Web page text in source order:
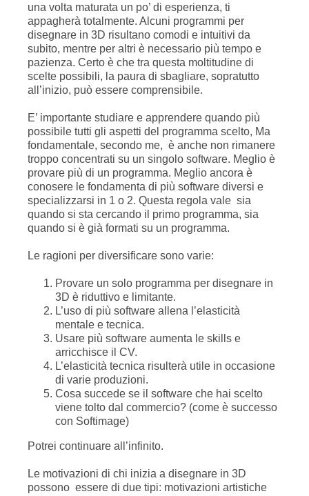
una volta maturata un po’ di esperienza, ti
appagherà totalmente. Alcuni programmi per
disegnare in 3D risultano comodi e intuitivi da
subito, mentre per altri è necessario più tempo e
pazienza. Certo è che tra questa moltitudine di
scelte possibili, la paura di sbagliare, sopratutto
all’inizio, può essere comprensibile.
E’ importante studiare e apprendere quando più
possibile tutti gli aspetti del programma scelto, Ma
fondamentale, secondo me, è anche non rimanere
troppo concentrati su un singolo software. Meglio è
provare più di un programma. Meglio ancora è
conosere le fondamenta di più software diversi e
specializzarsi in 1 o 2. Questa regola vale sia
quando si sta cercando il primo programma, sia
quando si è già formati su un programma.
Le ragioni per diversificare sono varie:
Provare un solo programma per disegnare in
3D è riduttivo e limitante.
L’uso di più software allena l’elasticità
mentale e tecnica.
Usare più software aumenta le skills e
arricchisce il CV.
L’elasticità tecnica risulterà utile in occasione
di varie produzioni.
Cosa succede se il software che hai scelto
viene tolto dal commercio? (come è successo
con Softimage)
Potrei continuare all’infinito.
Le motivazioni di chi inizia a disegnare in 3D
possono essere di due tipi: motivazioni artistiche